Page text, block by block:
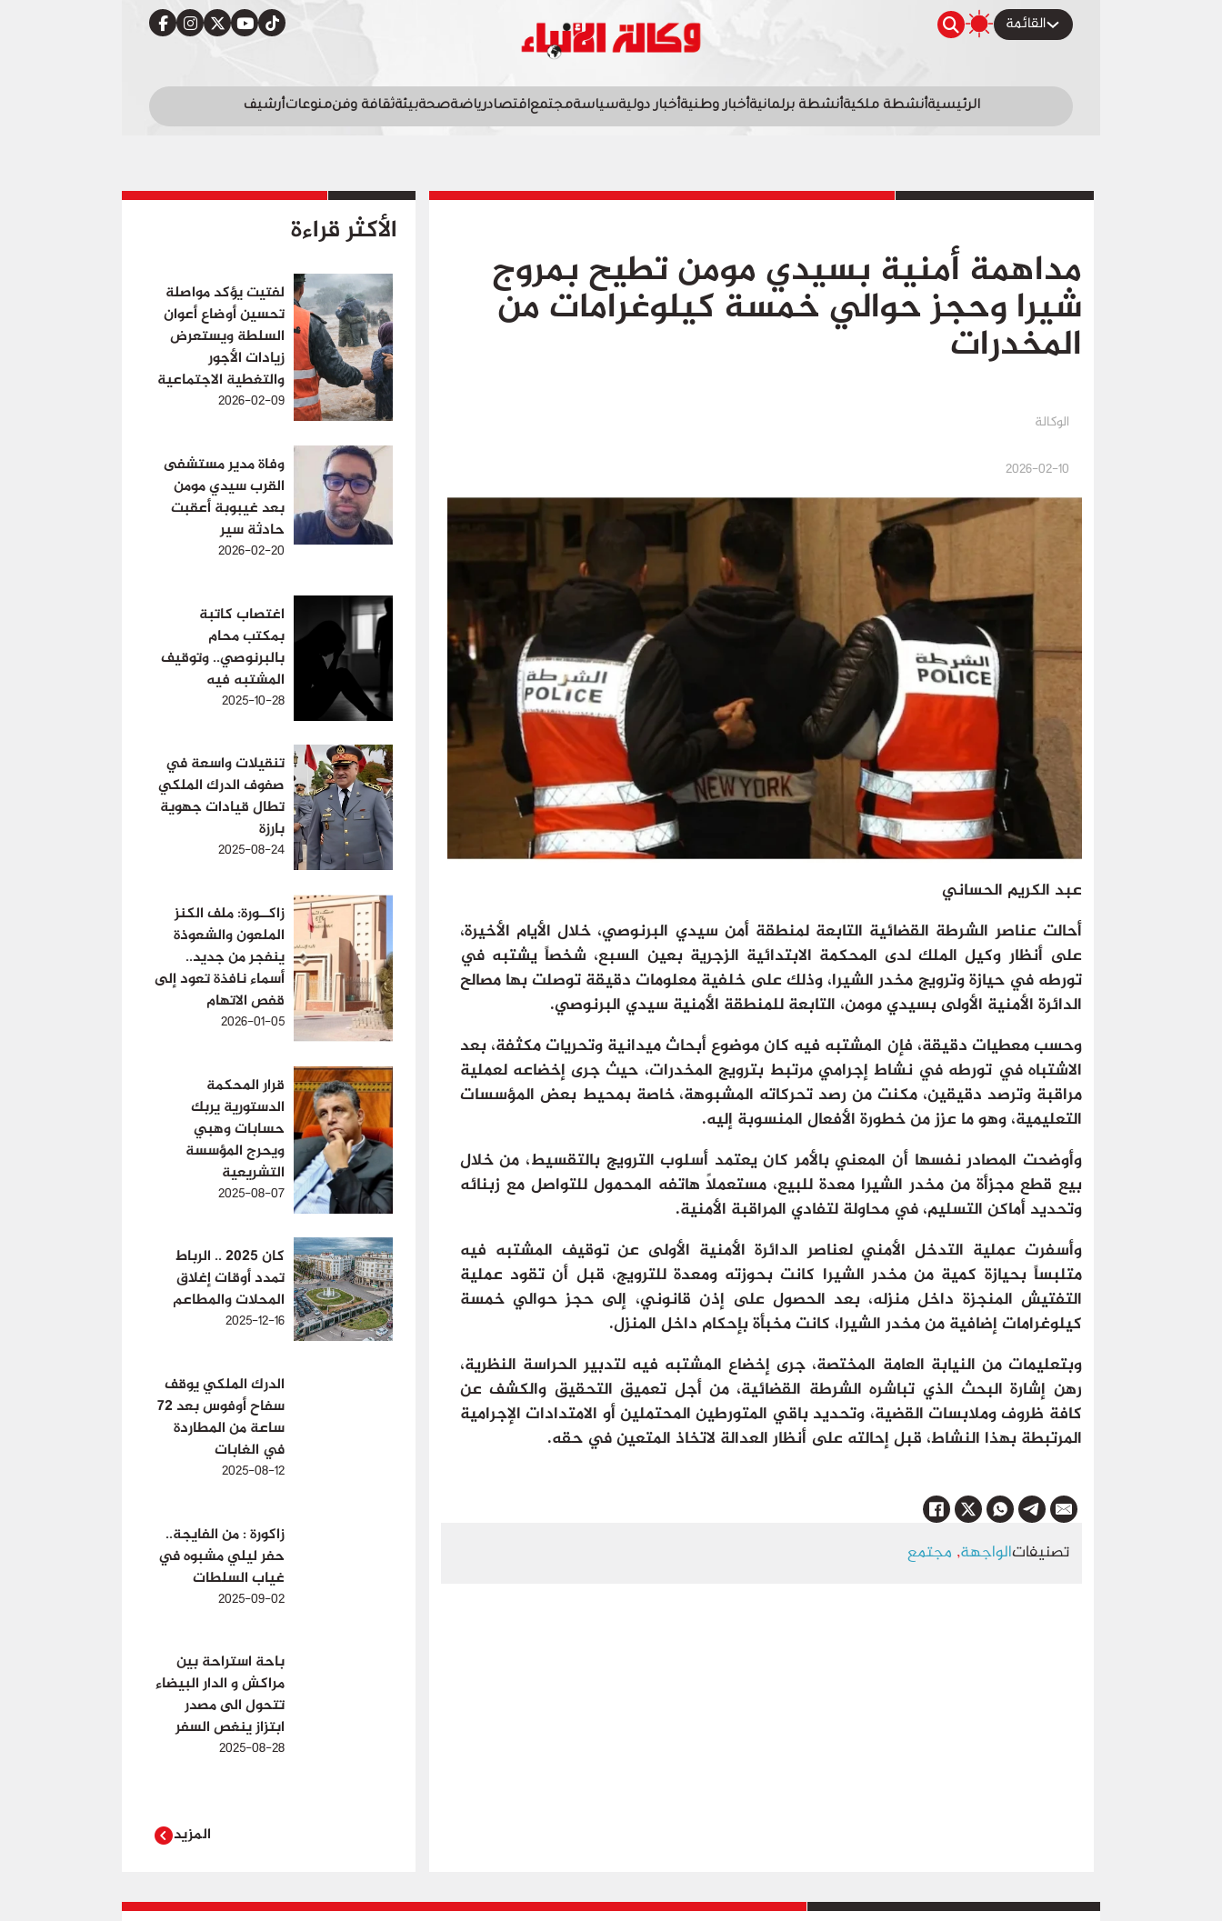
القائمة
الرئيسيةأنشطة ملكيةأنشطة برلمانيةأخبار وطنيةأخبار دوليةسياسةمجتمعاقتصادرياضةصحةبيئةثقافة وفنمنوعاتأرشيف
الأكثر قراءة
لفتيت يؤكد مواصلة
تحسين أوضاع أعوان
السلطة ويستعرض
زيادات الأجور
والتغطية الاجتماعية
2026-02-09
وفاة مدير مستشفى
القرب سيدي مومن
بعد غيبوبة أعقبت
حادثة سير
2026-02-20
اغتصاب كاتبة
بمكتب محام
بالبرنوصي.. وتوقيف
المشتبه فيه
2025-10-28
تنقيلات واسعة في
صفوف الدرك الملكي
تطال قيادات جهوية
بارزة
2025-08-24
زاكــورة: ملف الكنز
الملعون والشعوذة
ينفجر من جديد..
أسماء نافذة تعود إلى
قفص الاتهام
2026-01-05
قرار المحكمة
الدستورية يربك
حسابات وهبي
ويحرج المؤسسة
التشريعية
2025-08-07
كان 2025 .. الرباط
تمدد أوقات إغلاق
المحلات والمطاعم
2025-12-16
الدرك الملكي يوقف
سفاح أوفوس بعد 72
ساعة من المطاردة
في الغابات
2025-08-12
زاكورة : من الفايجة..
حفر ليلي مشبوه في
غياب السلطات
2025-09-02
باحة استراحة بين
مراكش و الدار البيضاء
تتحول الى مصدر
ابتزاز ينغص السفر
2025-08-28
المزيد
مداهمة أمنية بسيدي مومن تطيح بمروج
شيرا وحجز حوالي خمسة كيلوغرامات من
المخدرات
الوكالة
2026-02-10
عبد الكريم الحساني
أحالت عناصر الشرطة القضائية التابعة لمنطقة أمن سيدي البرنوصي، خلال الأيام الأخيرة،
على أنظار وكيل الملك لدى المحكمة الابتدائية الزجرية بعين السبع، شخصاً يشتبه في
تورطه في حيازة وترويج مخدر الشيرا، وذلك على خلفية معلومات دقيقة توصلت بها مصالح
الدائرة الأمنية الأولى بسيدي مومن، التابعة للمنطقة الأمنية سيدي البرنوصي.
وحسب معطيات دقيقة، فإن المشتبه فيه كان موضوع أبحاث ميدانية وتحريات مكثفة، بعد
الاشتباه في تورطه في نشاط إجرامي مرتبط بترويج المخدرات، حيث جرى إخضاعه لعملية
مراقبة وترصد دقيقين، مكنت من رصد تحركاته المشبوهة، خاصة بمحيط بعض المؤسسات
التعليمية، وهو ما عزز من خطورة الأفعال المنسوبة إليه.
وأوضحت المصادر نفسها أن المعني بالأمر كان يعتمد أسلوب الترويج بالتقسيط، من خلال
بيع قطع مجزأة من مخدر الشيرا معدة للبيع، مستعملاً هاتفه المحمول للتواصل مع زبنائه
وتحديد أماكن التسليم، في محاولة لتفادي المراقبة الأمنية.
وأسفرت عملية التدخل الأمني لعناصر الدائرة الأمنية الأولى عن توقيف المشتبه فيه
متلبساً بحيازة كمية من مخدر الشيرا كانت بحوزته ومعدة للترويج، قبل أن تقود عملية
التفتيش المنجزة داخل منزله، بعد الحصول على إذن قانوني، إلى حجز حوالي خمسة
كيلوغرامات إضافية من مخدر الشيرا، كانت مخبأة بإحكام داخل المنزل.
وبتعليمات من النيابة العامة المختصة، جرى إخضاع المشتبه فيه لتدبير الحراسة النظرية،
رهن إشارة البحث الذي تباشره الشرطة القضائية، من أجل تعميق التحقيق والكشف عن
كافة ظروف وملابسات القضية، وتحديد باقي المتورطين المحتملين أو الامتدادات الإجرامية
المرتبطة بهذا النشاط، قبل إحالته على أنظار العدالة لاتخاذ المتعين في حقه.
الواجهة, مجتمع تصنيفات